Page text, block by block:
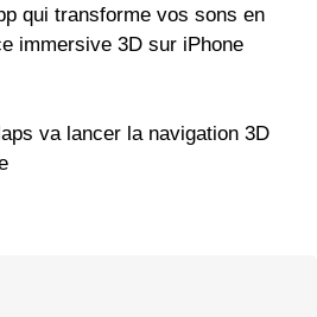
qui transforme vos sons en
immersive 3D sur iPhone
va lancer la navigation 3D